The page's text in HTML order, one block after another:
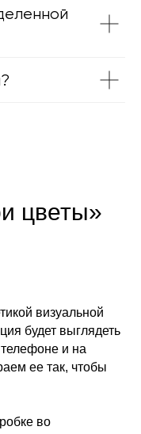
цветы»
визуальной
будет выглядеть
и на
ее так, чтобы
во